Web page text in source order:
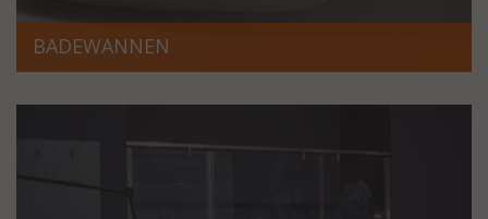
BADEWANNEN